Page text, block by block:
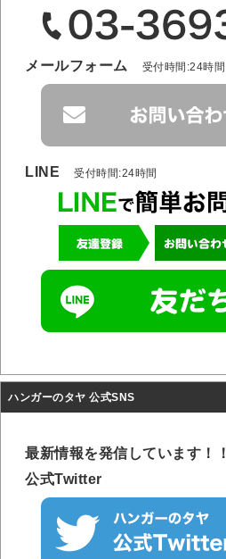
メールフォーム 受付時間:24時間
LINE 受付時間:24時間
ハンガーのタヤ 公式SNS
最新情報を発信しています！！
公式Twitter